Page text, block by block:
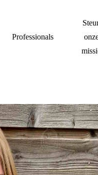
Professionals